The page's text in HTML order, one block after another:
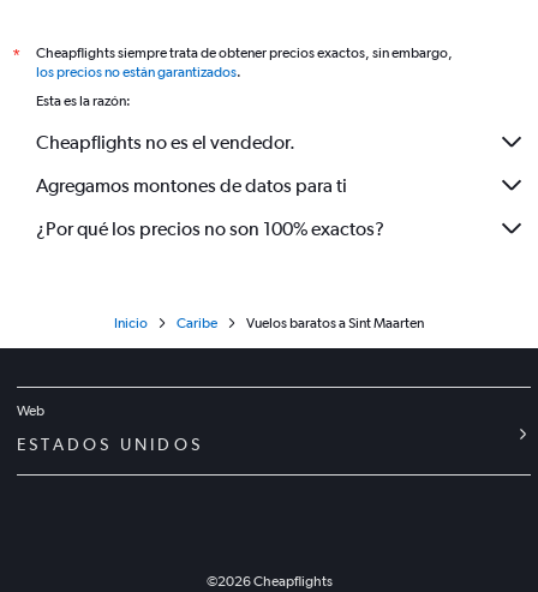
Vuelos a San Juan
*
Cheapflights siempre trata de obtener precios exactos, sin embargo,
los precios no están garantizados.
Esta es la razón:
Cheapflights no es el vendedor.
Agregamos montones de datos para ti
¿Por qué los precios no son 100% exactos?
Inicio Caribe Vuelos baratos a Sint Maarten
Web
ESTADOS UNIDOS
©2026Cheapflights